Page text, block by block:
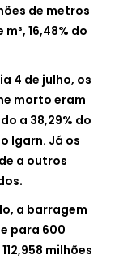
de metros
16,48% do
4 de julho, os
morto eram
a 38,29% do
Igarn. Já os
a outros
a barragem
para 600
milhões